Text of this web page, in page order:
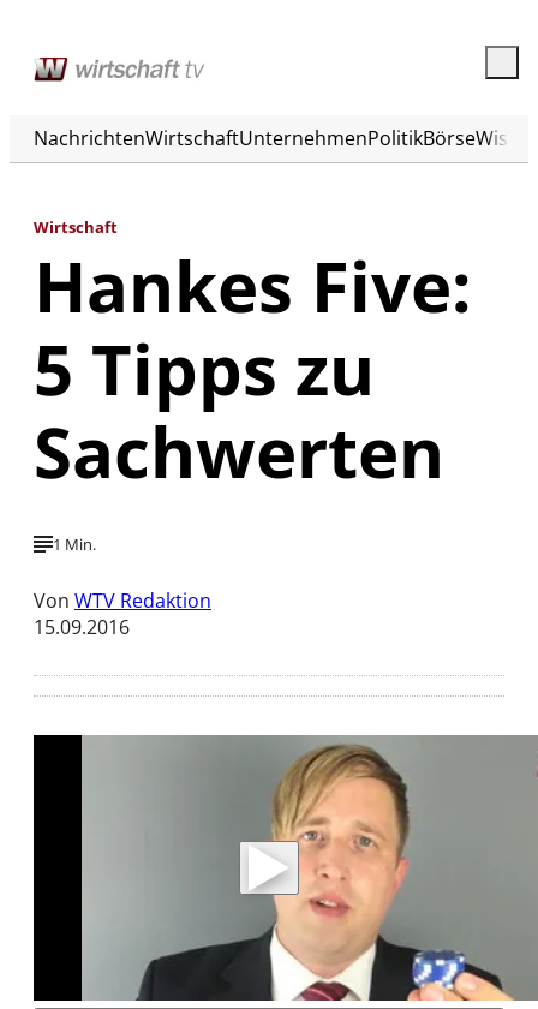
NachrichtenWirtschaftUnternehmenPolitikBörse
Wirtschaft
Hankes Five:
5 Tipps zu
Sachwerten
1 Min.
Von WTV Redaktion
15.09.2016
Mit der Wiedergabe dieses Videos werden
Daten an Youtube übertragen.
Hinweise dazu erhalten Sie in der Datenschutzerklärung
Akzeptieren